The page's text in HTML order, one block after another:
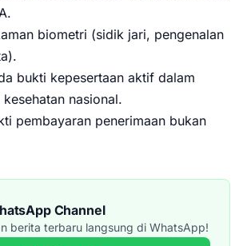
biometri (sidik jari, pengenalan
bukti kepesertaan aktif dalam
nasional.
pembayaran penerimaan bukan
Channel
berita terbaru langsung di WhatsApp!